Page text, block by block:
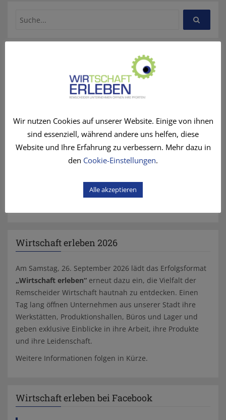
Wirtschaft erleben 2026
Am Samstag, 26. September 2026 lädt das Erfolgsformat
„Wirtschaft erleben“ erneut dazu ein, die Vielfalt der
Remscheider Wirtschaft hautnah zu entdecken. Einen
Tag lang öffnen Unternehmen aus unserer Stadt ihre
Werkstätten, Produktionshallen, Büros und Lager und
geben exklusive Einblicke in ihre Arbeit, ihre Produkte
und ihre Leidenschaft.
Weitere Informationen folgen in Kürze.
Wirtschaft erleben bei Facebook
Wir nutzen Cookies auf unserer Website. Einige von ihnen
sind essenziell, während andere uns helfen, diese
Website und Ihre Erfahrung zu verbessern. Mehr dazu in
den Cookie-Einstellungen.
Alle akzeptieren